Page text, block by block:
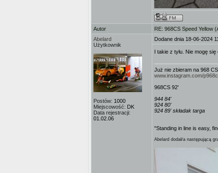
Autor
RE: 968CS Speed Yellow
Abelard
Użytkownik
Postów: 1000
Miejscowość: DK
Data rejestracji:
01.02.06
Dodane dnia 18-06-2024
I takie z tyłu. Nie mogę
Już nie zbieram na 968 CS
www.instagram.com/
968CS 92'
944 84'
924 80'
924 89' składak targa
"Standing in line is easy,
Abelard dodał/a następującą